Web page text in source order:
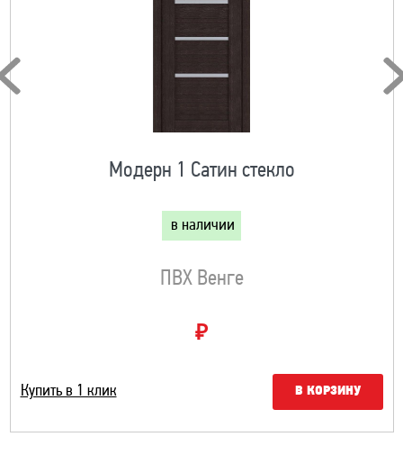
Модерн 1 Сатин стекло
в наличии
ПВХ Венге
₽
Купить в 1 клик В КОРЗИНУ